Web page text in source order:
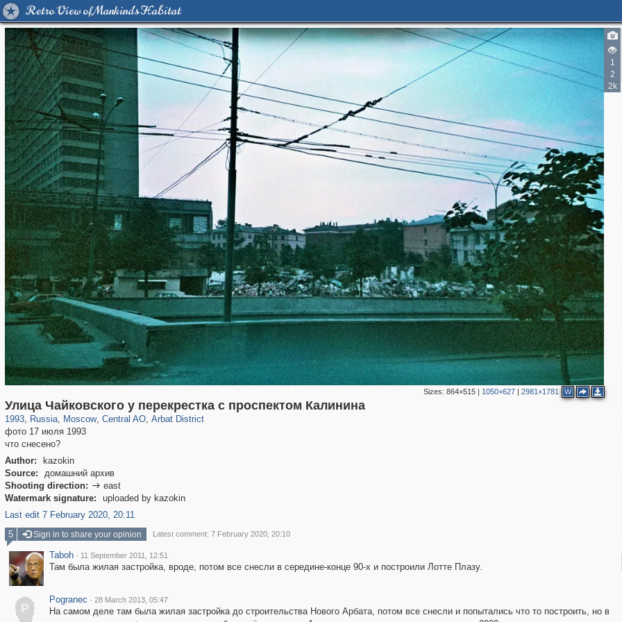
Retro View of Mankind's Habitat
1
2
2k
Sizes: 864×515| 1050×627| 2981×1781 W
Улица Чайковского у перекрестка с проспектом Калинина
1993, Russia
1,406,255 29,243
, Moscow
319,780 8,286
, Central AO
159,978 5,916
, Arbat District
13,485 356
фото 17 июля 1993
что снесено?
Author:
kazokin
Source:
домашний архив
Shooting direction:  east
Watermark signature:
uploaded by kazokin
Last edit 7 February 2020, 20:11
4
2
4
5 Sign in to share your opinion Latest comment: 7 February 2020, 20:10
Taboh · 11 September 2011, 12:51
Там была жилая застройка, вроде, потом все снесли в середине-конце 90-х и построили Лотте Плазу.
P
Pogranec · 28 March 2013, 05:47
На самом деле там была жилая застройка до строительства Нового Арбата, потом все снесли и попытались что то построить, но в